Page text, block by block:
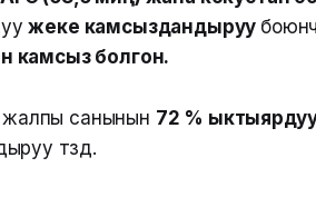
жеке камсыздандыруу
камсыз болгон.
жалпы санынын 72 %
түздү.